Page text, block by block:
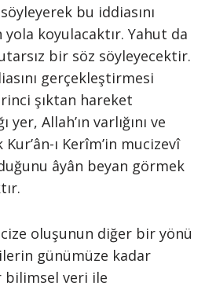
bu iddiasını
koyulacaktır. Yahut da
bir söz söyleyecektir.
gerçekleştirmesi
şıktan hareket
Allah’ın varlığını ve
ı Kerîm’in mucizevî
âyân beyan görmek
oluşunun diğer bir yönü
günümüze kadar
veri ile